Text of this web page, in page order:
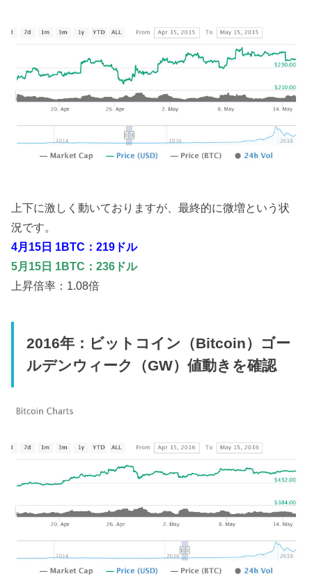
上下に激しく動いておりますが、最終的に微増という状
況です。
4月15日 1BTC：219ドル
5月15日 1BTC：236ドル
上昇倍率：1.08倍
2016年：ビットコイン（Bitcoin）ゴー
ルデンウィーク（GW）値動きを確認